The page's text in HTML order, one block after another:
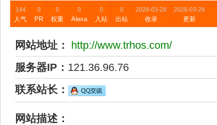
144
人气
0
PR
0
权重
0
Alexa
0
入站
0
出站
2026-03-28
收录
2026-03-28
更新
网站地址：
http://www.trhos.com/
服务器IP： 121.36.96.76
联系站长：
网站描述：